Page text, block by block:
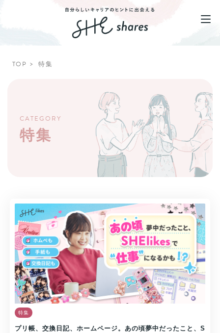
TOP 特集
CATEGORY
特集
特集
プリ帳、交換日記、ホームページ。あの頃夢中だったこと、S